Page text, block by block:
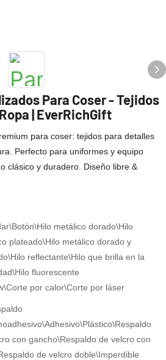
Para Coser - Tejidos
| EverRichGift
para coser: tejidos para detalles
Perfecto para uniformes y equipo
clásico y duradero. Diseño libre &
metálico dorado\Hilo
plateado\Hilo metálico dorado y
reflectante\Hilo que brilla en la
fluorescente
por calor\Corte por láser
con gancho\Respaldo de velcro con
de velcro doble\Imperdible